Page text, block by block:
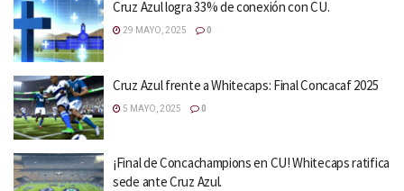
Cruz Azul logra 33% de conexión con CU.
29 MAYO, 2025 0
Cruz Azul frente a Whitecaps: Final Concacaf 2025
5 MAYO, 2025 0
¡Final de Concachampions en CU! Whitecaps ratifica
sede ante Cruz Azul.